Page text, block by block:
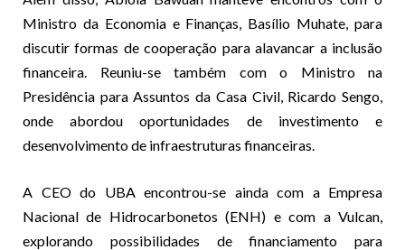
Ministro da Economia e Finanças, Basílio Muhate, para
discutir formas de cooperação para alavancar a inclusão
financeira. Reuniu-se também com o Ministro na
Presidência para Assuntos da Casa Civil, Ricardo Sengo,
onde abordou oportunidades de investimento e
desenvolvimento de infraestruturas financeiras.
A CEO do UBA encontrou-se ainda com a Empresa
Nacional de Hidrocarbonetos (ENH) e com a Vulcan,
explorando possibilidades de financiamento para